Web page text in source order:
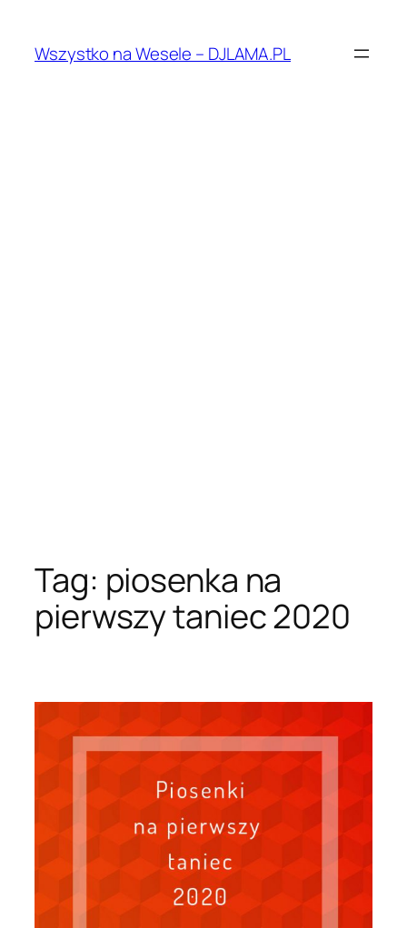
treściWszystko na Wesele – DJLAMA.PL
Tag: piosenka na
pierwszy taniec 2020